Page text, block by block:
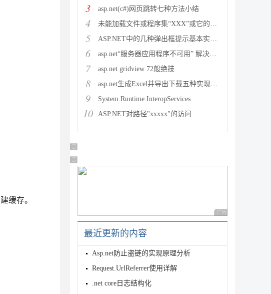
缓存。
3 asp.net(c#)网页跳转七种方法小结
4 未能加载文件或程序集“XXX”或它的某一个依赖项。试图加载格
5 ASP.NET中的几种弹出框提示基本实现方法
6 asp.net“服务器应用程序不可用” 解决方法
7 asp.net gridview 72般绝技
8 asp.net生成Excel并导出下载五种实现方法
9 System.Runtime.InteropServices
10 ASP.NET对路径"xxxxx"的访问
广告 商业广告，理性选择
广告 商业广告，理性选择
广告 商业广告，理性
最近更新的内容
Asp.net防止盗链的实现原理分析
Request.UrlReferrer使用详解
.net core日志结构化